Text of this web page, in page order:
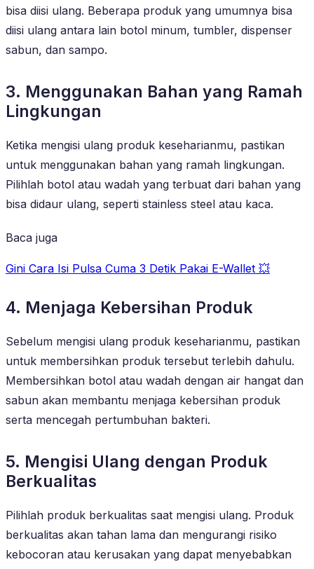
bisa diisi ulang. Beberapa produk yang umumnya bisa
diisi ulang antara lain botol minum, tumbler, dispenser
sabun, dan sampo.
3. Menggunakan Bahan yang Ramah
Lingkungan
Ketika mengisi ulang produk keseharianmu, pastikan
untuk menggunakan bahan yang ramah lingkungan.
Pilihlah botol atau wadah yang terbuat dari bahan yang
bisa didaur ulang, seperti stainless steel atau kaca.
Baca juga
Gini Cara Isi Pulsa Cuma 3 Detik Pakai E-Wallet 💥
4. Menjaga Kebersihan Produk
Sebelum mengisi ulang produk keseharianmu, pastikan
untuk membersihkan produk tersebut terlebih dahulu.
Membersihkan botol atau wadah dengan air hangat dan
sabun akan membantu menjaga kebersihan produk
serta mencegah pertumbuhan bakteri.
5. Mengisi Ulang dengan Produk
Berkualitas
Pilihlah produk berkualitas saat mengisi ulang. Produk
berkualitas akan tahan lama dan mengurangi risiko
kebocoran atau kerusakan yang dapat menyebabkan